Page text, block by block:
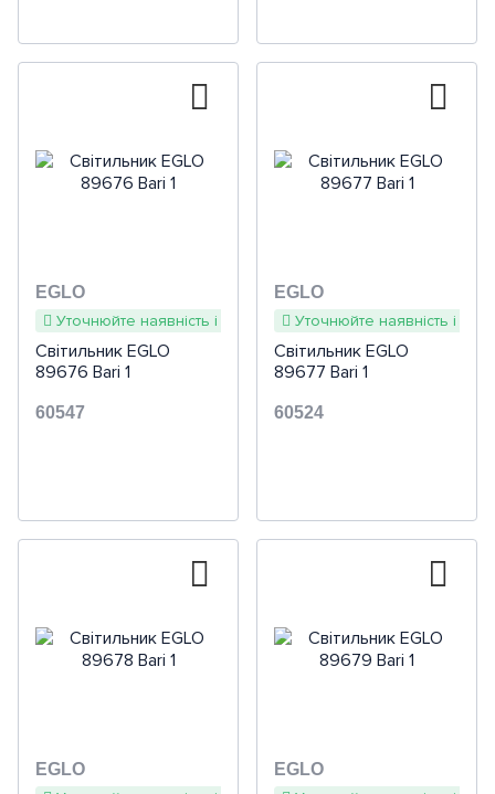
EGLO
Уточнюйте наявність і терміни
Світильник EGLO
89676 Bari 1
60547
EGLO
Уточнюйте наявність і
Світильник EGLO
89677 Bari 1
60524
EGLO
EGLO